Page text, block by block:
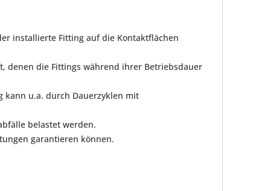
installierte Fitting auf die Kontaktflächen
denen die Fittings während ihrer Betriebsdauer
kann u.a. durch Dauerzyklen mit
belastet werden.
garantieren können.